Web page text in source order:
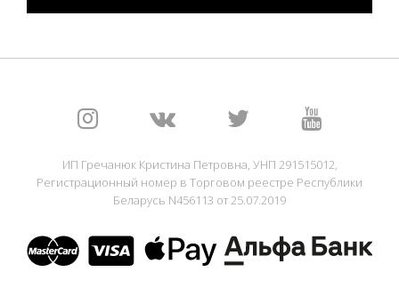
ИП Гречанюк Кристина Петровна, УНП 291515012,
Регистрационный номер в Торговом реестре Республики
Беларусь N456113 от 25.07.2019